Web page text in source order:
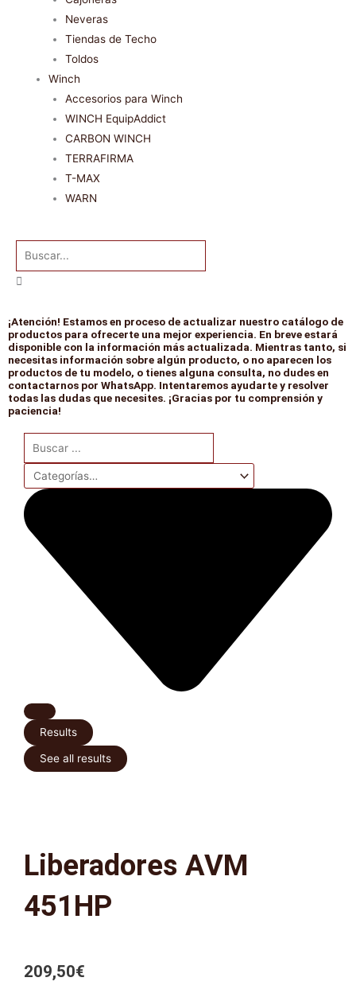
Neveras
Tiendas de Techo
Toldos
Winch
Accesorios para Winch
WINCH EquipAddict
CARBON WINCH
TERRAFIRMA
T-MAX
WARN
Buscar
¡Atención! Estamos en proceso de actualizar nuestro catálogo de
productos para ofrecerte una mejor experiencia. En breve estará
disponible con la información más actualizada. Mientras tanto, si
necesitas información sobre algún producto, o no aparecen los
productos de tu modelo, o tienes alguna consulta, no dudes en
contactarnos por WhatsApp. Intentaremos ayudarte y resolver
todas las dudas que necesites. ¡Gracias por tu comprensión y
paciencia!
Search
...
Results
See all results
Liberadores AVM
451HP
209,50€